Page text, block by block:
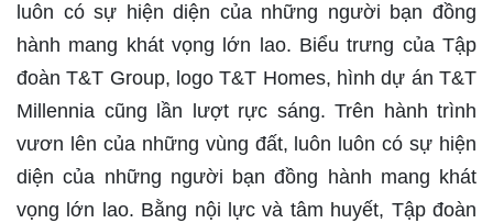
luôn có sự hiện diện của những người bạn đồng
hành mang khát vọng lớn lao. Biểu trưng của Tập
đoàn T&T Group, logo T&T Homes, hình dự án T&T
Millennia cũng lần lượt rực sáng. Trên hành trình
vươn lên của những vùng đất, luôn luôn có sự hiện
diện của những người bạn đồng hành mang khát
vọng lớn lao. Bằng nội lực và tâm huyết, Tập đoàn